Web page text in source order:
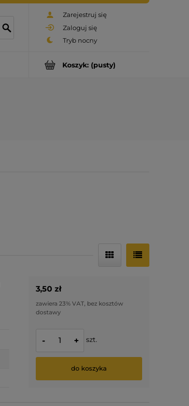
Zarejestruj się
Zaloguj się
Koszyk: (pusty)
3,50 zł
zawiera 23% VAT, bez kosztów
dostawy
- + szt.
do koszyka